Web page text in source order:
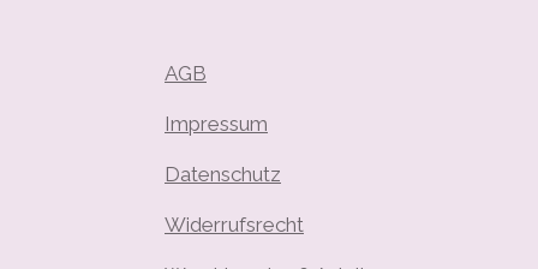
AGB
Impressum
Datenschutz
Widerrufsrecht